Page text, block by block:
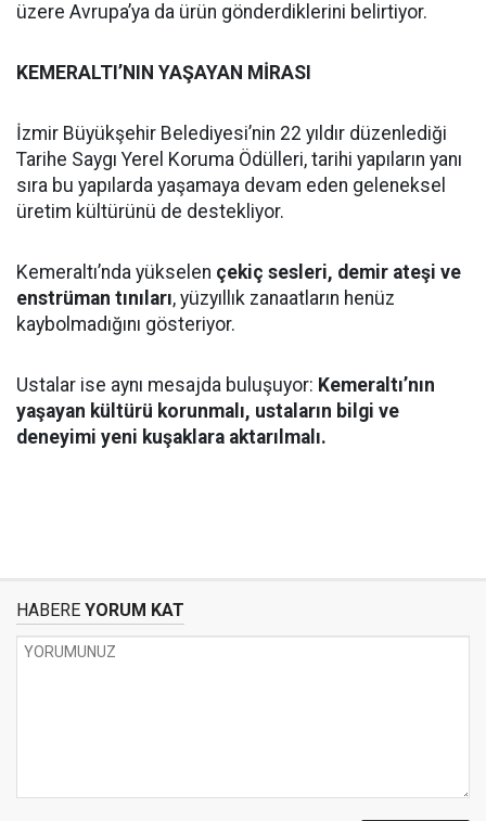
üzere Avrupa’ya da ürün gönderdiklerini belirtiyor.
KEMERALTI’NIN YAŞAYAN MİRASI
İzmir Büyükşehir Belediyesi’nin 22 yıldır düzenlediği
Tarihe Saygı Yerel Koruma Ödülleri, tarihi yapıların yanı
sıra bu yapılarda yaşamaya devam eden geleneksel
üretim kültürünü de destekliyor.
Kemeraltı’nda yükselen çekiç sesleri, demir ateşi ve
enstrüman tınıları, yüzyıllık zanaatların henüz
kaybolmadığını gösteriyor.
Ustalar ise aynı mesajda buluşuyor: Kemeraltı’nın
yaşayan kültürü korunmalı, ustaların bilgi ve
deneyimi yeni kuşaklara aktarılmalı.
HABERE YORUM KAT